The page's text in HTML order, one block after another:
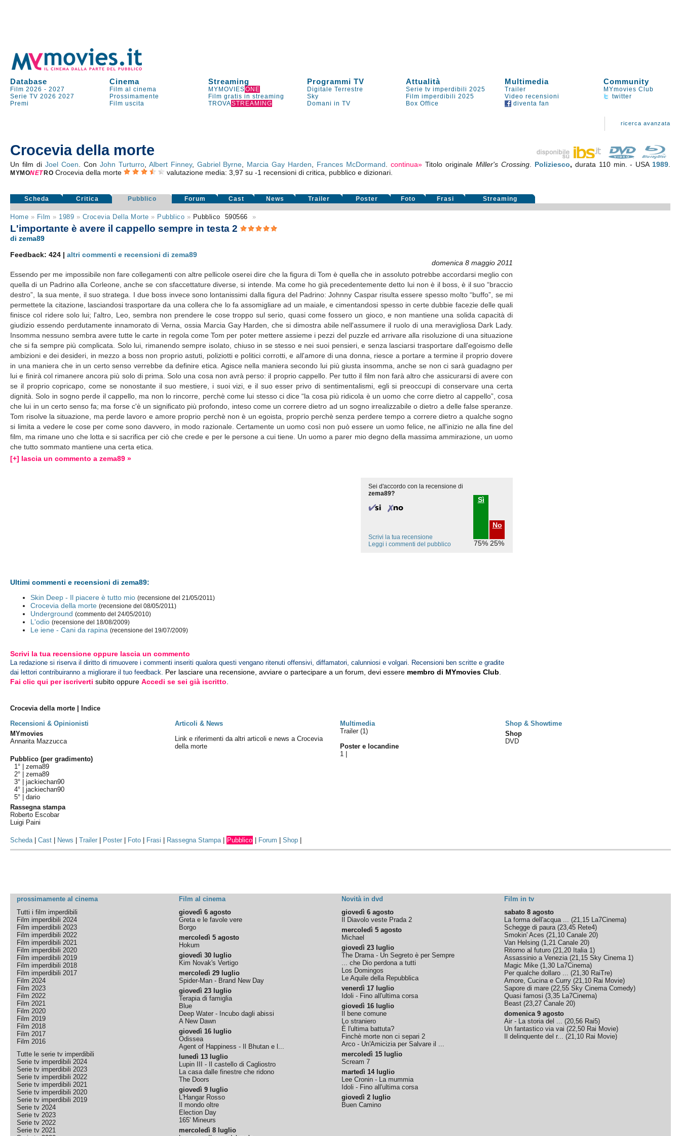
Database Cinema Streaming Programmi TV Attualità Multimedia Community
Film 2026 -2027 Film al cinema MYMOVIESONE Digitale Terrestre Serie tv imperdibili 2025 Trailer
MYmovies Club
Serie TV 2026 2027 Prossimamente Film gratis in streaming Sky Film imperdibili 2025 Video recensioni
twitter
Premi
Film uscita TROVASTREAMING Domani in TV Box Office diventa fan
ricerca avanzata
Crocevia della morte
Un film di Joel Coen . Con John Turturro, Albert Finney, Gabriel Byrne Marcia Gay Harden Frances McDormand .continua» Titolo originale Miller's Crossing. Poliziesco, durata 110 min. - USA 1989
MYMONET RO Crocevia della morte valutazione media: 3,97 su -1 recensioni di critica, pubblico e dizionari.
Scheda Critica Pubblico Forum Cast News Trailer Poster Foto Frasi Streaming
Home » Film » 1989 » Crocevia Della Morte » Pubblico » Pubblico 590566 »
L'importante è avere il cappello sempre in testa 2
di zema89
Feedback: 424 |altri commenti e recensioni di zema89
domenica 8 maggio 2011
Essendo per me impossibile non fare collegamenti con altre pellicole oserei dire che la figura di Tom è quella che in assoluto potrebbe accordarsi meglio con
quella di un Padrino alla Corleone, anche se con sfaccettature diverse, si intende. Ma come ho già precedentemente detto lui non è il boss, è il suo “braccio
destro”, la sua mente, il suo stratega. I due boss invece sono lontanissimi dalla figura del Padrino: Johnny Caspar risulta essere spesso molto “buffo”, se mi
permettete la citazione, lasciandosi trasportare da una collera che lo fa assomigliare ad un maiale, e cimentandosi spesso in certe dubbie facezie delle quali
finisce col ridere solo lui; l'altro, Leo, sembra non prendere le cose troppo sul serio, quasi come fossero un gioco, e non mantiene una solida capacità di
giudizio essendo perdutamente innamorato di Verna, ossia Marcia Gay Harden, che si dimostra abile nell'assumere il ruolo di una meravigliosa Dark Lady.
Insomma nessuno sembra avere tutte le carte in regola come Tom per poter mettere assieme i pezzi del puzzle ed arrivare alla risoluzione di una situazione
che si fa sempre più complicata. Solo lui, rimanendo sempre isolato, chiuso in se stesso e nei suoi pensieri, e senza lasciarsi trasportare dall'egoismo delle
ambizioni e dei desideri, in mezzo a boss non proprio astuti, poliziotti e politici corrotti, e all'amore di una donna, riesce a portare a termine il proprio dovere
in una maniera che in un certo senso verrebbe da definire etica. Agisce nella maniera secondo lui più giusta insomma, anche se non ci sarà guadagno per
lui e finirà col rimanere ancora più solo di prima. Solo una cosa non avrà perso: il proprio cappello. Per tutto il film non farà altro che assicurarsi di avere con
se il proprio copricapo, come se nonostante il suo mestiere, i suoi vizi, e il suo esser privo di sentimentalismi, egli si preoccupi di conservare una certa
dignità. Solo in sogno perde il cappello, ma non lo rincorre, perchè come lui stesso ci dice “la cosa più ridicola è un uomo che corre dietro al cappello”, cosa
che lui in un certo senso fa; ma forse c'è un significato più profondo, inteso come un correre dietro ad un sogno irrealizzabile o dietro a delle false speranze.
Tom risolve la situazione, ma perde lavoro e amore proprio perchè non è un egoista, proprio perchè senza perdere tempo a correre dietro a qualche sogno
si limita a vedere le cose per come sono davvero, in modo razionale. Certamente un uomo così non può essere un uomo felice, ne all'inizio ne alla fine del
film, ma rimane uno che lotta e si sacrifica per ciò che crede e per le persone a cui tiene. Un uomo a parer mio degno della massima ammirazione, un uomo
che tutto sommato mantiene una certa etica.
[+] lascia un commento a zema89 »
Sei d'accordo con la recensione di
zema89?
Sì
75%
No
25%
Scrivi la tua recensione
Leggi i commenti del pubblico
Ultimi commenti e recensioni di zema89:
Skin Deep - Il piacere è tutto mio (recensione del 21/05/2011)
Crocevia della morte (recensione del 08/05/2011)
Underground (commento del 24/05/2010)
L'odio (recensione del 18/08/2009)
Le iene - Cani da rapina (recensione del 19/07/2009)
Scrivi la tua recensione oppure lascia un commento
La redazione si riserva il diritto di rimuovere i commenti inseriti qualora questi vengano ritenuti offensivi, diffamatori, calunniosi e volgari. Recensioni ben scritte e gradite
dai lettori contribuiranno a migliorare il tuo feedback. Per lasciare una recensione, avviare o partecipare a un forum, devi essere membro di MYmovies Club
Fai clic qui per iscriverti subito oppureAccedi se sei già iscritto
Crocevia della morte | Indice
Recensioni & Opinionisti
Articoli & News Multimedia
Shop & Showtime
MYmovies
Annarita Mazzucca
Pubblico (per gradimento)
1° |zema89
2° |zema89
3° |jackiechan90
4° |jackiechan90
5° |dario
Rassegna stampa
Roberto Escobar
Luigi Paini
Link e riferimenti da altri articoli e news a Crocevia
della morte
Trailer (1)
Poster e locandine
1
Shop
DVD
Scheda|Cast News |Trailer Poster Foto Frasi Rassegna Stampa| Pubblico Forum |Shop
prossimamente al cinema Film al cinema Novità in dvd
Film in tv
Tutti i film imperdibili
Film imperdibili 2024
Film imperdibili 2023
Film imperdibili 2022
Film imperdibili 2021
Film imperdibili 2020
Film imperdibili 2019
Film imperdibili 2018
Film imperdibili 2017
Film 2024
Film 2023
Film 2022
Film 2021
Film 2020
Film 2019
Film 2018
Film 2017
Film 2016
Tutte le serie tv imperdibili
Serie tv imperdibili 2024
Serie tv imperdibili 2023
Serie tv imperdibili 2022
Serie tv imperdibili 2021
Serie tv imperdibili 2020
Serie tv imperdibili 2019
Serie tv 2024
Serie tv 2023
Serie tv 2022
Serie tv 2021
giovedì 6 agosto
Greta e le favole vere
Borgo
mercoledì 5 agosto
Hokum
giovedì 30 luglio
Kim Novak's Vertigo
mercoledì 29 luglio
Spider-Man - Brand New Day
giovedì 23 luglio
Terapia di famiglia
Blue
Deep Water - Incubo dagli abissi
A New Dawn
giovedì 16 luglio
Odissea
Agent of Happiness - Il Bhutan e l...
lunedì 13 luglio
Lupin III - Il castello di Cagliostro
La casa dalle finestre che ridono
The Doors
giovedì 9 luglio
L'Hangar Rosso
Il mondo oltre
Election Day
165' Mineurs
mercoledì 8 luglio
giovedì 6 agosto
Il Diavolo veste Prada 2
mercoledì 5 agosto
Michael
giovedì 23 luglio
The Drama - Un Segreto è per Sempre
... che Dio perdona a tutti
Los Domingos
Le Aquile della Repubblica
venerdì 17 luglio
Idoli - Fino all'ultima corsa
giovedì 16 luglio
Il bene comune
Lo straniero
È l'ultima battuta?
Finchè morte non ci separi 2
Arco - Un'Amicizia per Salvare il ...
mercoledì 15 luglio
Scream 7
martedì 14 luglio
Lee Cronin - La mummia
Idoli - Fino all'ultima corsa
giovedì 2 luglio
Buen Camino
sabato 8 agosto
La forma dell'acqua ... (21,15 La7Cinema)
Schegge di paura(23,45 Rete4)
Smokin' Aces (21,10 Canale 20)
Van Helsing (1,21 Canale 20)
Ritorno al futuro (21,20 Italia 1)
Assassinio a Venezia(21,15 Sky Cinema 1)
Magic Mike (1,30 La7Cinema)
Per qualche dollaro ... (21,30 RaiTre)
Amore, Cucina e Curry (21,10 Rai Movie)
Sapore di mare (22,55 Sky Cinema Comedy)
Quasi famosi (3,35 La7Cinema)
Beast (23,27 Canale 20)
domenica 9 agosto
Air - La storia del ... (20,56 Rai5)
Un fantastico via vai (22,50 Rai Movie)
Il delinquente del r... (21,10 Rai Movie)